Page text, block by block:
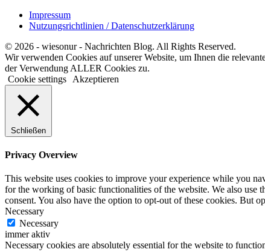
Impressum
Nutzungsrichtlinien / Datenschutzerklärung
© 2026 - wiesonur - Nachrichten Blog. All Rights Reserved.
Wir verwenden Cookies auf unserer Website, um Ihnen die
der Verwendung ALLER Cookies zu.
Cookie settings
Akzeptieren
Schließen
Privacy Overview
This website uses cookies to improve your experience while you
for the working of basic functionalities of the website. We also use
consent. You also have the option to opt-out of these cookies. But
Necessary
Necessary
immer aktiv
Necessary cookies are absolutely essential for the website to